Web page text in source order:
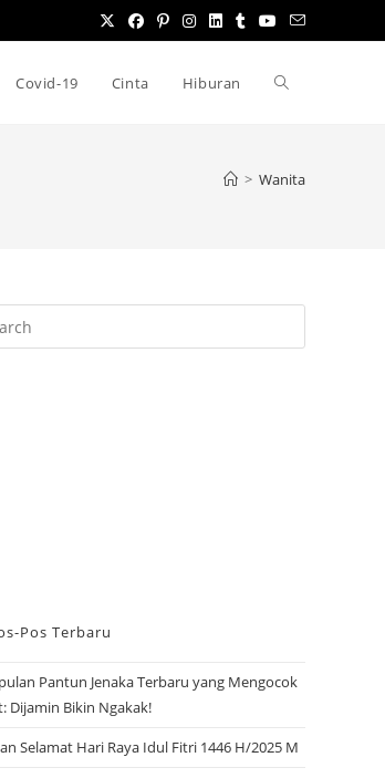
Covid-19 Cinta Hiburan Toggle
> Wanita
Escape
Pos Terbaru
Pantun Jenaka Terbaru yang Mengocok
Dijamin Bikin Ngakak!
Selamat Hari Raya Idul Fitri 1446 H/2025 M